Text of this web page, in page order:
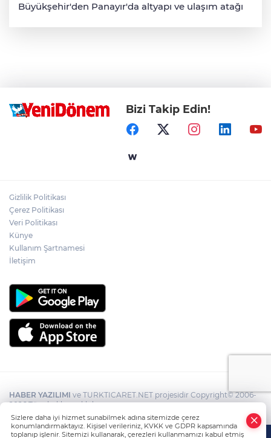
Büyükşehir'den Panayır'da altyapı ve ulaşım atağı
Bizi Takip Edin!
Gizlilik Politikası
Çerez Politikası
Veri Politikası
Künye
Kullanım Şartnamesi
İletişim
HABER YAZILIMI ve TURKTICARET.NET projesidir Copyright© 2006-
2026 Tüm hakları saklıdır.
Sizlere daha iyi hizmet sunabilmek adına sitemizde çerez
konumlandırmaktayız. Kişisel verileriniz, KVKK ve GDPR kapsamında
toplanıp işlenir. Sitemizi kullanarak, çerezleri kullanmamızı kabul etmiş